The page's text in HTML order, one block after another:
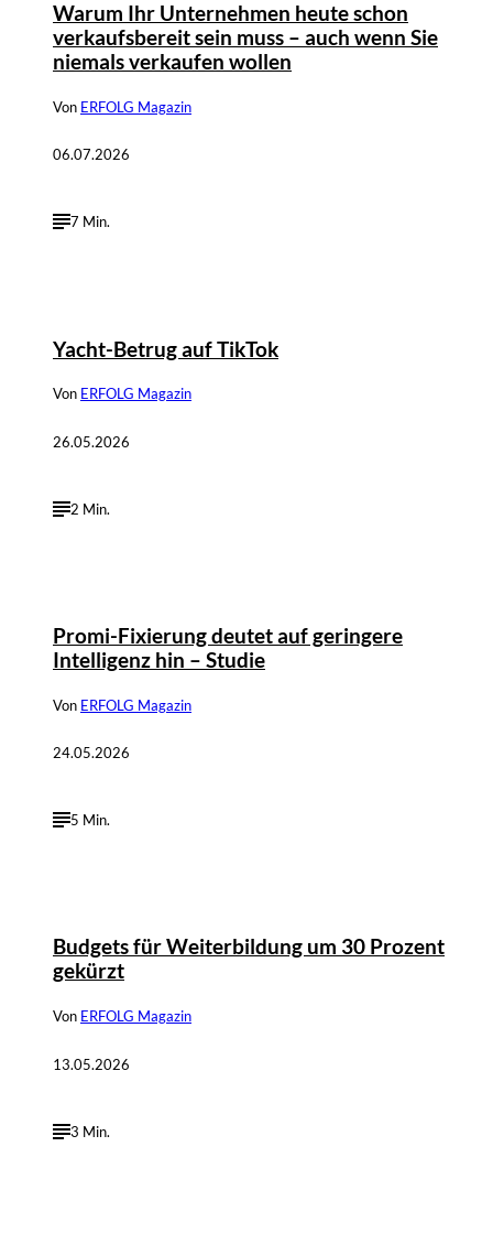
Warum Ihr Unternehmen heute schon
verkaufsbereit sein muss – auch wenn Sie
niemals verkaufen wollen
Von ERFOLG Magazin
06.07.2026
7 Min.
Yacht-Betrug auf TikTok
Von ERFOLG Magazin
26.05.2026
2 Min.
Promi-Fixierung deutet auf geringere
Intelligenz hin – Studie
Von ERFOLG Magazin
24.05.2026
5 Min.
Budgets für Weiterbildung um 30 Prozent
gekürzt
Von ERFOLG Magazin
13.05.2026
3 Min.